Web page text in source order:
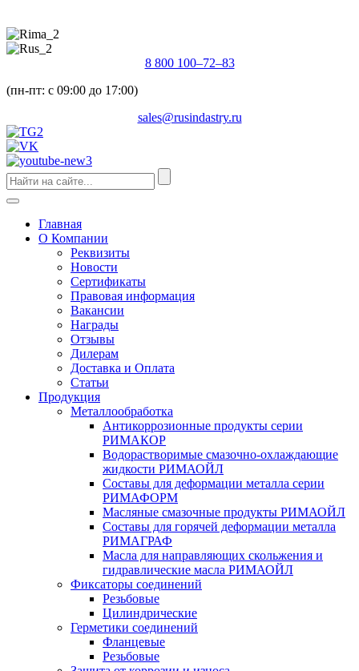
8 800 100–72–83
(пн-пт: с 09:00 до 17:00)
sales@rusindastry.ru
Главная
О Компании
Реквизиты
Новости
Сертификаты
Правовая информация
Вакансии
Награды
Отзывы
Дилерам
Доставка и Оплата
Статьи
Продукция
Металлообработка
Антикоррозионные продукты серии
РИМАКОР
Водорастворимые смазочно-охлаждающие
жидкости РИМАОЙЛ
Составы для деформации металла серии
РИМАФОРМ
Масляные смазочные продукты РИМАОЙЛ
Составы для горячей деформации металла
РИМАГРАФ
Масла для направляющих скольжения и
гидравлические масла РИМАОЙЛ
Фиксаторы соединений
Резьбовые
Цилиндрические
Герметики соединений
Фланцевые
Резьбовые